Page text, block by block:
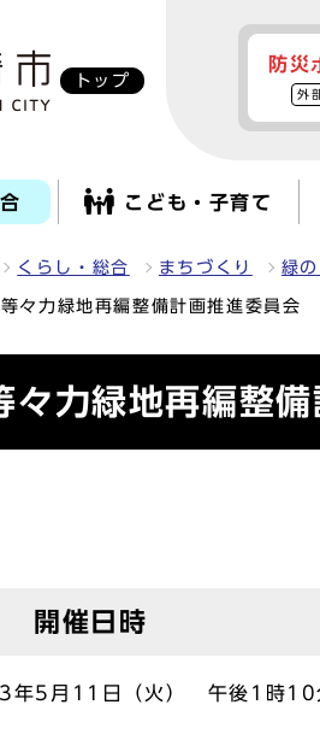
トップ
防災
外
こども・子育て
くらし・総合 まちづくり 緑
々力緑地再編整備計画推進委員会
力緑地再編整備
開催日時
年5月11日（火） 午後1時10